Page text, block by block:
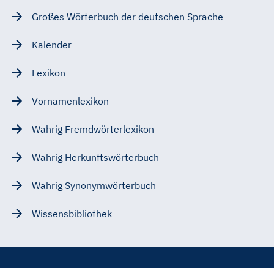
Großes Wörterbuch der deutschen Sprache
Kalender
Lexikon
Vornamenlexikon
Wahrig Fremdwörterlexikon
Wahrig Herkunftswörterbuch
Wahrig Synonymwörterbuch
Wissensbibliothek